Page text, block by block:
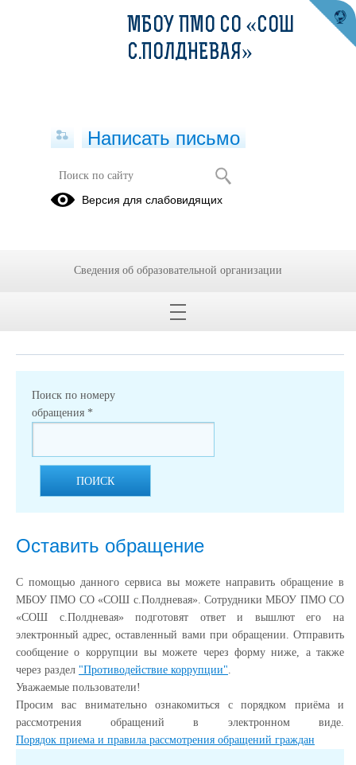
Обращения граждан
режиме при подаче обращения через электронную форму. Номер
указывали при подаче обращения в электронной форме.
Поиск по номеру
обращения *
ПОИСК
Оставить обращение
С помощью данного сервиса вы можете направить обращение в
МБОУ ПМО СО «СОШ с.Полдневая». Сотрудники МБОУ ПМО СО
«СОШ с.Полдневая» подготовят ответ и вышлют его на
электронный адрес, оставленный вами при обращении. Отправить
сообщение о коррупции вы можете через форму ниже, а также
через раздел "Противодействие коррупции".
Уважаемые пользователи!
Просим вас внимательно ознакомиться с порядком приёма и
рассмотрения обращений в электронном виде.
Порядок приема и правила рассмотрения обращений граждан
МБОУ ПМО СО «СОШ
С.ПОЛДНЕВАЯ»
Написать письмо
Версия для слабовидящих
Сведения об образовательной организации